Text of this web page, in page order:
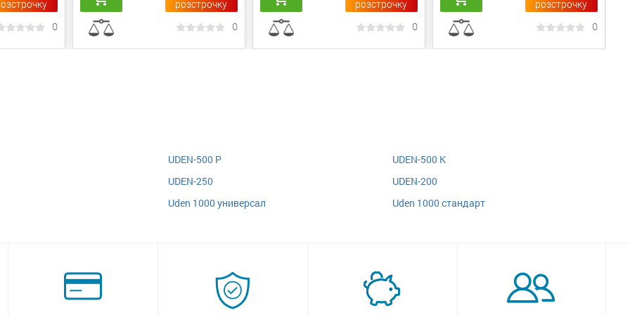
0
розстрочку
0
розстрочку
0
розстрочку
0
UDEN-500 P
UDEN-500 K
UDEN-250
UDEN-200
Uden 1000 универсал
Uden 1000 стандарт